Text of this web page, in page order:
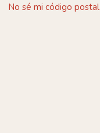
No sé mi código postal